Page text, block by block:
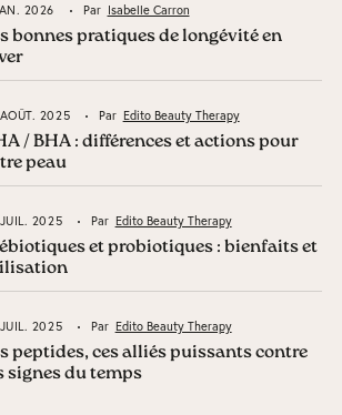
2026 Par Isabelle Carron
bonnes pratiques de longévité en
2025 Par Edito Beauty Therapy
/ BHA : différences et actions pour
peau
2025 Par Edito Beauty Therapy
et probiotiques : bienfaits et
2025 Par Edito Beauty Therapy
peptides, ces alliés puissants contre
signes du temps